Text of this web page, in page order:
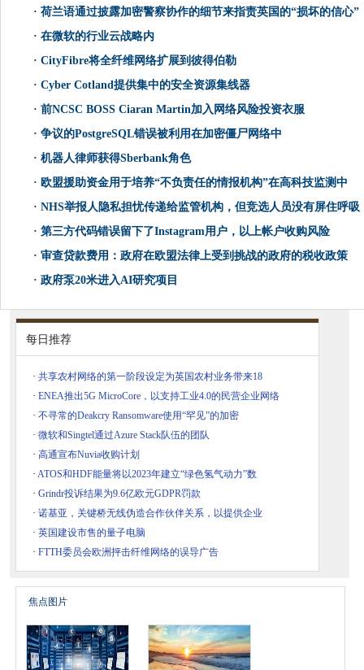
· 荷兰语通过披露加密警察协作的细节来指责英国的“损坏的信心”
· 在微软的行业云战略内
· CityFibre将全纤维网络扩展到彼得伯勒
· Cyber​​ Cotland提供集中的安全资源集线器
· 前NCSC BOSS Ciaran Martin加入网络风险投资衣服
· 争议的PostgreSQL错误被利用在加密僵尸网络中
· 机器人律师获得Sberbank角色
· 欧盟援助资金用于培养“不负责任的情报机构”在高科技监测中
· NHS举报人隐私担忧传递给监管机构，但竞选人员没有屏住呼吸
· 第三方代码错误留下了Instagram用户，以上帐户收购风险
· 审查贷款费用：政府在欧盟法律上受到挑战的政府的税收政策
· 政府泵20米进入AI研究项目
每日推荐
· 共享农村网络的第一阶段设定为英国农村业务带来18
· ENEA推出5G MicroCore，以支持工业4.0的民营企业网络
· 不寻常的Deakcry Ransomware使用“罕见”的加密
· 微软和Singtel通过Azure Stack队伍的团队
· 高通宣布Nuvia收购计划
· ATOS和HDF能量将以2023年建立“绿色氢气动力”数
· Grindr投诉结果为9.6亿欧元GDPR罚款
· 诺基亚，关键桥无线伪造合作伙伴关系，以提供企业
· 英国建设市售的量子电脑
· FTTH委员会欧洲抨击纤维网络的误导广告
焦点图片